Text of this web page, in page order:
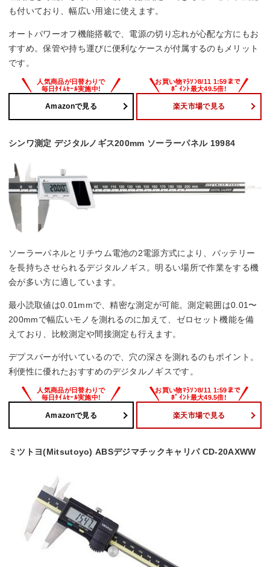
も付いており、幅広い用途に使えます。
オートパワーオフ機能搭載で、電源の切り忘れが心配な方にもお
すすめ。保管や持ち運びに便利なケースが付属するのもメリット
です。
Amazonで見る 楽天市場で見る
シンワ測定 デジタルノギス200mm ソーラーパネル 19984
ソーラーパネルとリチウム電池の2電源方式により、バッテリー
を長持ちさせられるデジタルノギス。明るい場所で作業をする機
会が多い方に適しています。
最小読取値は0.01mmで、精密な測定が可能。測定範囲は0.01〜
200mmで幅広いモノを測れるのに加えて、ゼロセット機能を備
えており、比較測定や間接測定も行えます。
デプスバーが付いているので、穴の深さを測れるのもポイント。
利便性に優れたおすすめのデジタルノギスです。
Amazonで見る 楽天市場で見る
ミツトヨ(Mitsutoyo) ABSデジマチックキャリパ CD-20AXWW